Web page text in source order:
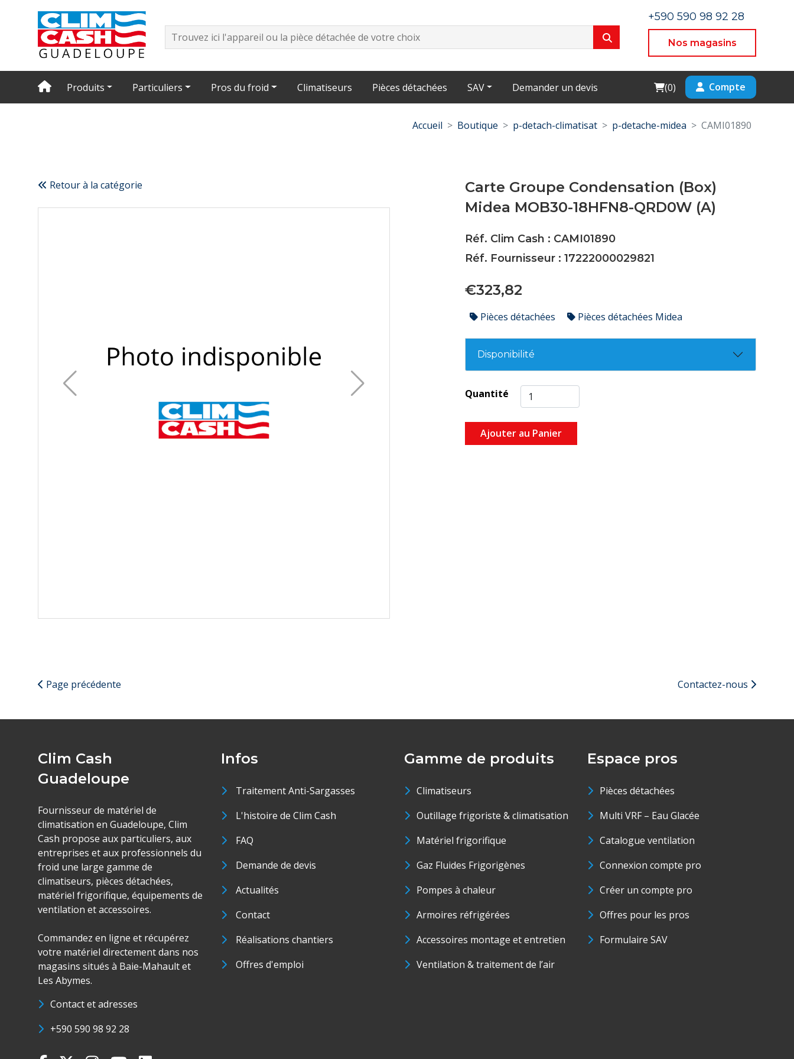
+590 590 98 92 28
Nos magasins
Produits Particuliers Pros du froid Climatiseurs Pièces détachées SAV Demander un devis Cart
(0) Compte
Accueil Boutique p-detach-climatisat p-detache-midea CAMI01890
Retour à la catégorie
Carte Groupe Condensation (Box)
Midea MOB30-18HFN8-QRD0W (A)
Réf. Clim Cash : CAMI01890
Réf. Fournisseur : 17222000029821
€323,82
Pièces détachées Pièces détachées Midea
Disponibilité
Quantité
Ajouter au Panier
Page précédente Contactez-nous
Clim Cash
Guadeloupe
Fournisseur de matériel de
climatisation en Guadeloupe, Clim
Cash propose aux particuliers, aux
entreprises et aux professionnels du
froid une large gamme de
climatiseurs, pièces détachées,
matériel frigorifique, équipements de
ventilation et accessoires.
Commandez en ligne et récupérez
votre matériel directement dans nos
magasins situés à Baie-Mahault et
Les Abymes.
Contact et adresses
+590 590 98 92 28
Infos
Traitement Anti-Sargasses
L'histoire de Clim Cash
FAQ
Demande de devis
Actualités
Contact
Réalisations chantiers
Offres d'emploi
Gamme de produits
Climatiseurs
Outillage frigoriste & climatisation
Matériel frigorifique
Gaz Fluides Frigorigènes
Pompes à chaleur
Armoires réfrigérées
Accessoires montage et entretien
Ventilation & traitement de l’air
Espace pros
Pièces détachées
Multi VRF – Eau Glacée
Catalogue ventilation
Connexion compte pro
Créer un compte pro
Offres pour les pros
Formulaire SAV